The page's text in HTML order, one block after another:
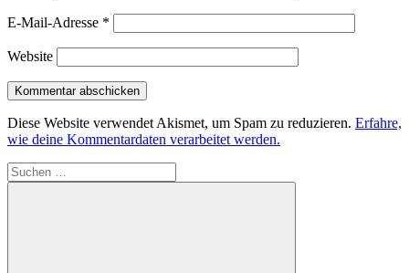
E-Mail-Adresse *
Website
Diese Website verwendet Akismet, um Spam zu reduzieren. Erfahre,
wie deine Kommentardaten verarbeitet werden.
Suchen
nach: